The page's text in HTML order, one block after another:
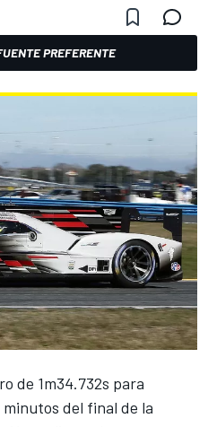
PREFERENTE
de 1m34.732s para
del final de la